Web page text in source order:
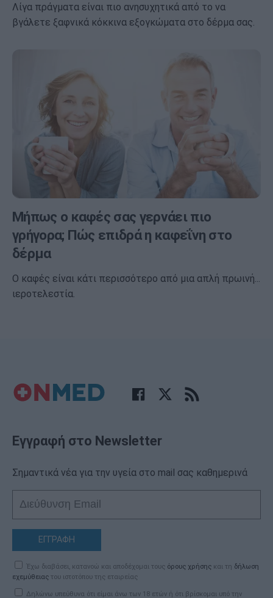
Λίγα πράγματα είναι πιο ανησυχητικά από το να
βγάλετε ξαφνικά κόκκινα εξογκώματα στο δέρμα σας.
Μήπως ο καφές σας γερνάει πιο
γρήγορα; Πώς επιδρά η καφεΐνη στο
δέρμα
Ο καφές είναι κάτι περισσότερο από μια απλή πρωινή...
ιεροτελεστία.
Εγγραφή στο Newsletter
Σημαντικά νέα για την υγεία στο mail σας καθημερινά
ΕΓΓΡΑΦΗ
Έχω διαβάσει, κατανοώ και αποδέχομαι τους όρους χρήσης και τη δήλωση
εχεμύθειας του ιστοτόπου της εταιρείας
Δηλώνω υπεύθυνα ότι είμαι άνω των 18 ετών ή ότι βρίσκομαι υπό την